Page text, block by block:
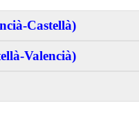
Castellà)
Valencià)